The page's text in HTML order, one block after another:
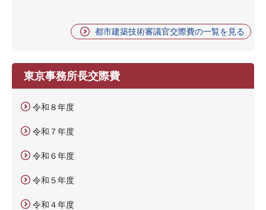
都市建築技術審議官交際費の一覧を見る
東京事務所長交際費
令和８年度
令和７年度
令和６年度
令和５年度
令和４年度